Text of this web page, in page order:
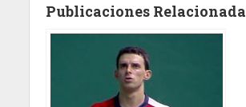
Publicaciones